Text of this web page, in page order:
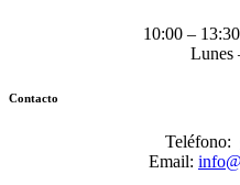
10:00 –
Lunes
Contacto
Teléfono:
Email: